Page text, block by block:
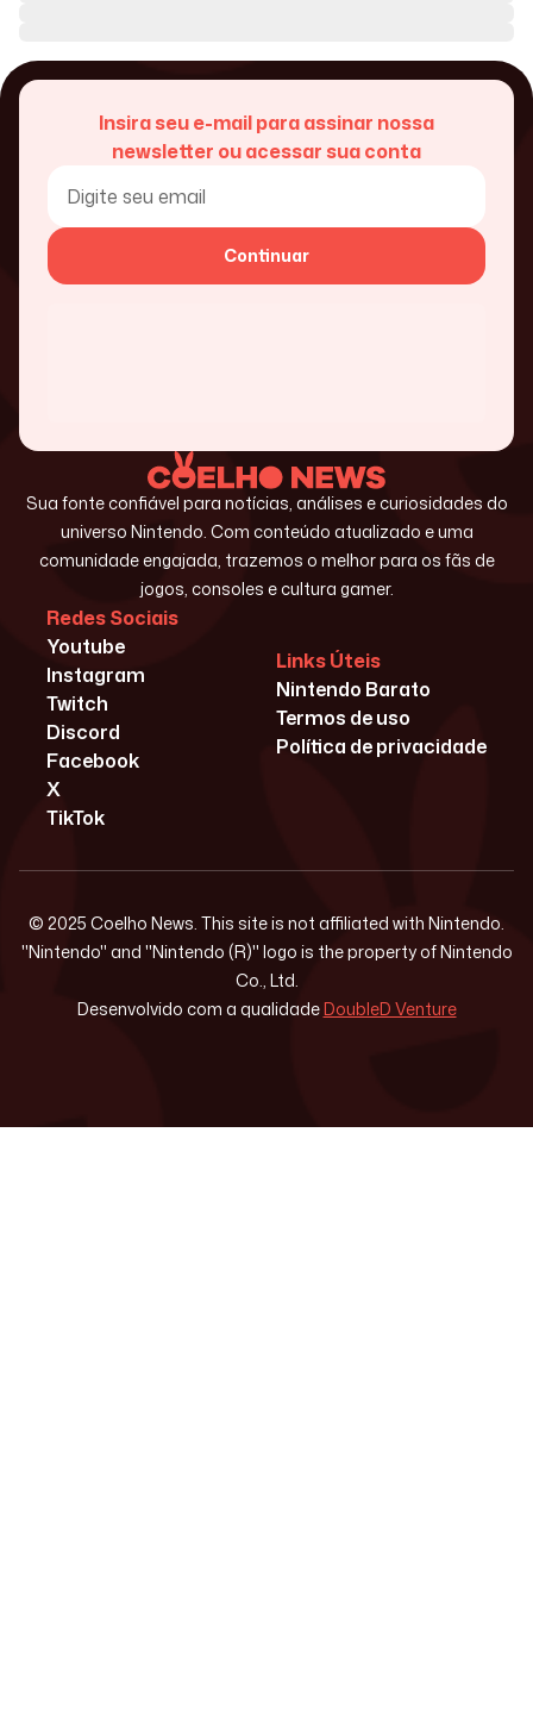
Insira seu e-mail para assinar nossa
newsletter ou acessar sua conta
Continuar
Sua fonte confiável para notícias, análises e curiosidades do
universo Nintendo. Com conteúdo atualizado e uma
comunidade engajada, trazemos o melhor para os fãs de
jogos, consoles e cultura gamer.
Redes Sociais
Youtube
Instagram
Twitch
Discord
Facebook
X
TikTok
Links Úteis
Nintendo Barato
Termos de uso
Política de privacidade
© 2025 Coelho News. This site is not affiliated with Nintendo.
"Nintendo" and "Nintendo (R)" logo is the property of Nintendo
Co., Ltd.
Desenvolvido com a qualidadeDoubleD Venture